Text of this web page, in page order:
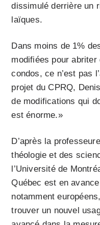
dissimulé derrière un
laïques.
Dans moins de 1%
modifiées pour
condos, ce n’est pas
projet du CPRQ,
de modifications qui
est énorme.»
D’après la
théologie et des
l’Université de
Québec est en
notamment
trouver un nouvel